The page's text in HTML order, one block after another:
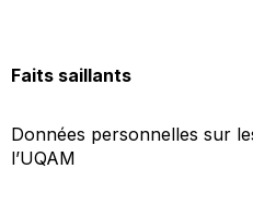
Faits saillants
Données personnelles sur
l’UQAM